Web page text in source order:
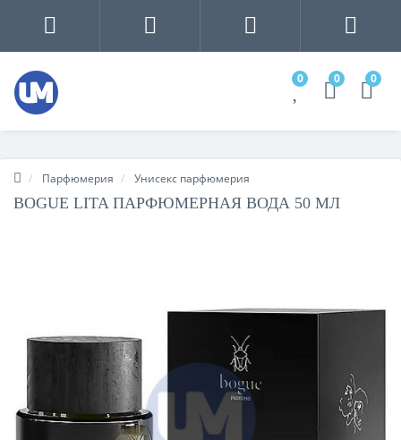
0 0 0
Парфюмерия Унисекс парфюмерия
BOGUE LITA ПАРФЮМЕРНАЯ ВОДА 50 МЛ